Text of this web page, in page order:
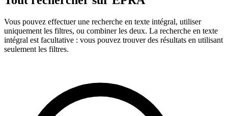
Vous pouvez effectuer une recherche en texte intégral, utiliser
uniquement les filtres, ou combiner les deux. La recherche en texte
intégral est facultative : vous pouvez trouver des résultats en utilisant
seulement les filtres.